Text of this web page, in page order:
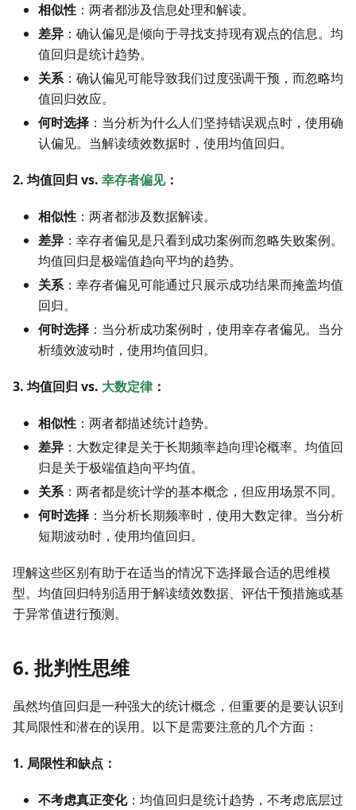
相似性 ：两者都涉及信息处理和解读。
差异 ：确认偏见是倾向于寻找支持现有观点的信息。均
值回归是统计趋势。
关系：确认偏见可能导致我们过度强调干预，而忽略均
值回归效应。
何时选择 ：当分析为什么人们坚持错误观点时，使用确
认偏见。当解读绩效数据时，使用均值回归。
2. 均值回归 vs. 幸存者偏见：
相似性 ：两者都涉及数据解读。
差异 ：幸存者偏见是只看到成功案例而忽略失败案例。
均值回归是极端值趋向平均的趋势。
关系：幸存者偏见可能通过只展示成功结果而掩盖均值
回归。
何时选择 ：当分析成功案例时，使用幸存者偏见。当分
析绩效波动时，使用均值回归。
3. 均值回归 vs. 大数定律：
相似性 ：两者都描述统计趋势。
差异 ：大数定律是关于长期频率趋向理论概率。均值回
归是关于极端值趋向平均值。
关系：两者都是统计学的基本概念，但应用场景不同。
何时选择 ：当分析长期频率时，使用大数定律。当分析
短期波动时，使用均值回归。
理解这些区别有助于在适当的情况下选择最合适的思维模
型。均值回归特别适用于解读绩效数据、评估干预措施或基
于异常值进行预测。
6. 批判性思维
虽然均值回归是一种强大的统计概念，但重要的是要认识到
其局限性和潜在的误用。以下是需要注意的几个方面：
1. 局限性和缺点：
不考虑真正变化：均值回归是统计趋势，不考虑底层过